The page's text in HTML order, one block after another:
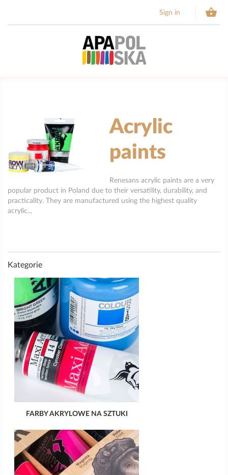
Sign in 
Acrylic
paints
Renesans acrylic paints are a very
popular product in Poland due to their versatility, durability, and
practicality. They are manufactured using the highest quality
acrylic...
Kategorie
FARBY AKRYLOWE NA SZTUKI